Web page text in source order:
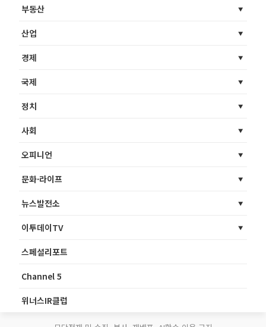
부동산
산업
경제
국제
정치
사회
오피니언
문화·라이프
뉴스발전소
이투데이TV
스페셜리포트
Channel 5
위너스IR클럽